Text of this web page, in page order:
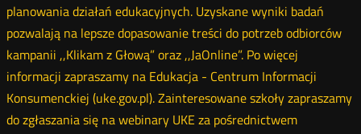
planowania działań edukacyjnych. Uzyskane wyniki badań
pozwalają na lepsze dopasowanie treści do potrzeb odbiorców
kampanii ,,Klikam z Głową” oraz ,,JaOnline”. Po więcej
informacji zapraszamy na Edukacja - Centrum Informacji
Konsumenckiej (uke.gov.pl). Zainteresowane szkoły zapraszamy
do zgłaszania się na webinary UKE za pośrednictwem